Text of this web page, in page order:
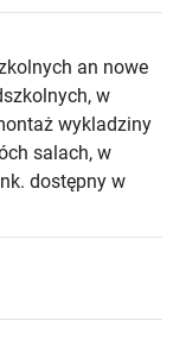
an nowe
w
wykladziny
salach, w
dostępny w